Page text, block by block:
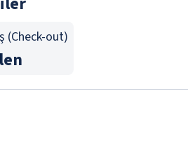
(Check-out)